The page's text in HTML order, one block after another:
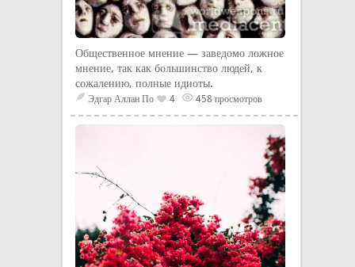
Общественное мнение — заведомо ложное
мнение, так как большинство людей, к
сожалению, полные идиоты.
Эдгар Аллан По 4 458 просмотров